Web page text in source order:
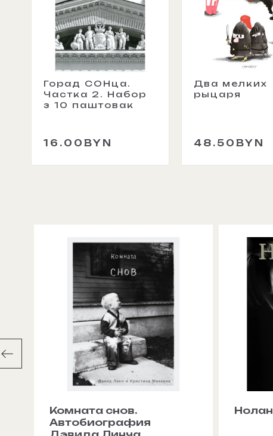
Горад СОНца.
Частка 2. Набор
з 10 паштовак
16.00BYN
Два мелких
рыцаря
48.50BYN
Комната снов.
Автобиография
Нолан